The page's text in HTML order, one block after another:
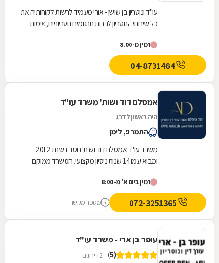
עו"ד ונוטריון בן שושן - אורי מעמיד לרשות לקוחותיה את
כל שירותי הנוטריון לרבות תרגומים נוטריוניים, אימות
זמין מ-8:00
04-8731484
אמסלם דוד ושות' משרד עו"ד
היה ראשון לדרג
התמר 9, לימן
משרד עו"ד אמסלם דוד ושות' נוסד בשנת 2012
ומביא עמו 14 שנות ניסיון מקצועי. המשרד ממוקם
תחומי...
זמין ביום א' מ-8:00
מספר מקשר
עופר בן ארי - משרד עו"ד
(5) 2 דירוגים